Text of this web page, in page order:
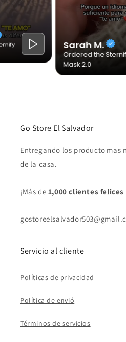
Go Store El Salvador
Entregando los producto mas
de la casa.
¡Más de 1,000 clientes felices
Servicio al cliente
Políticas de privacidad
Política de envió
Términos de servicios